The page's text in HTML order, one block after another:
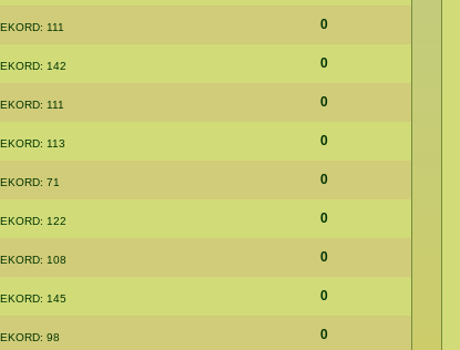
111 0
142 0
111 0
113 0
71 0
122 0
108 0
145 0
98 0